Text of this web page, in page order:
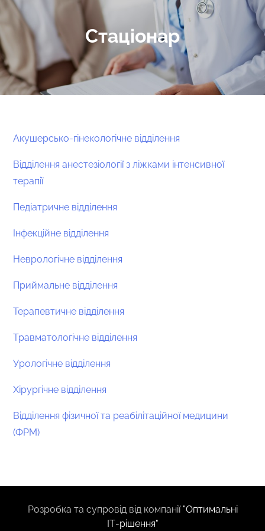
Стаціонар
Акушерсько-гінекологічне відділення
Відділення анестезіології з ліжками інтенсивної
терапії
Педіатричне відділення
Інфекційне відділення
Неврологічне відділення
Приймальне відділення
Терапевтичне відділення
Травматологічне відділення
Урологічне відділення
Хірургічне відділення
Відділення фізичної та реабілітаційної медицини
(ФРМ)
Розробка та супровід від компанії "Оптимальні
ІТ-рішення"